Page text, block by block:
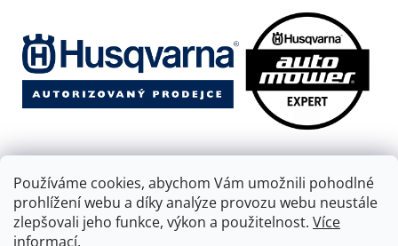
Používáme cookies, abychom Vám umožnili pohodlné
prohlížení webu a díky analýze provozu webu neustále
zlepšovali jeho funkce, výkon a použitelnost. Více
informací.